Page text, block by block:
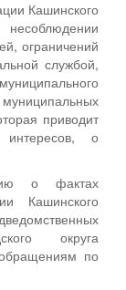
Кашинского
ограничений
службой,
приводит
о
о фактах
Кашинского
округа
по